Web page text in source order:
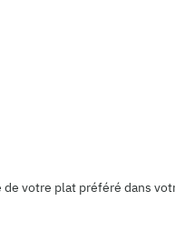
de votre plat préféré dans